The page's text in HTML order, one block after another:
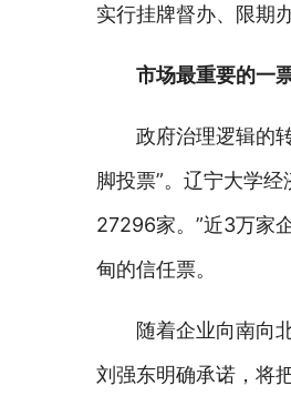
实行挂牌督办、限期办
市场最重要的一
政府治理逻辑的
脚投票”。辽宁大学
27296家。”近3万家
甸的信任票。
随着企业向南向
刘强东明确承诺，将